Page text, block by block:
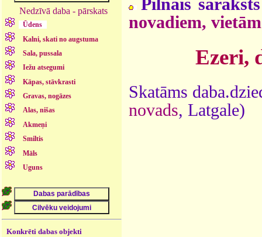
Nedzīvā daba - pārskats
Ūdens
Kalni, skati no augstuma
Sala, pussala
Iežu atsegumi
Kāpas, stāvkrasti
Gravas, nogāzes
Alas, nišas
Akmeņi
Smiltis
Māls
Uguns
Konkrēti dabas objekti
Pilnais
novadiem, vietām
Ezeri,
Skatāms
novads, Latgale)